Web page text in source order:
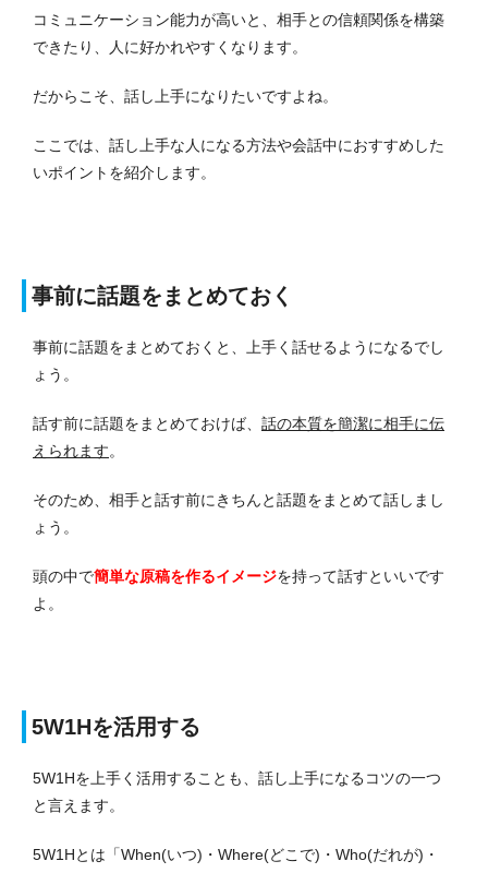
コミュニケーション能力が高いと、相手との信頼関係を構築
できたり、人に好かれやすくなります。
だからこそ、話し上手になりたいですよね。
ここでは、話し上手な人になる方法や会話中におすすめした
いポイントを紹介します。
事前に話題をまとめておく
事前に話題をまとめておくと、上手く話せるようになるでし
ょう。
話す前に話題をまとめておけば、 話の本質を簡潔に相手に伝
えられます。
そのため、相手と話す前にきちんと話題をまとめて話しまし
ょう。
頭の中で簡単な原稿を作るイメージを持って話すといいです
よ。
5W1Hを活用する
5W1Hを上手く活用することも、話し上手になるコツの一つ
と言えます。
5W1Hとは「When(いつ)・Where(どこで)・Who(だれが)・